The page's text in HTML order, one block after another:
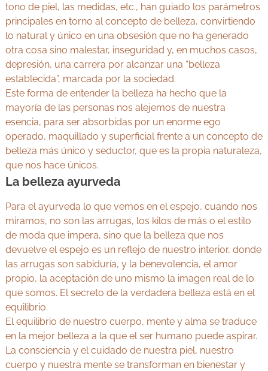
tono de piel, las medidas, etc., han guiado los parámetros
principales en torno al concepto de belleza, convirtiendo
lo natural y único en una obsesión que no ha generado
otra cosa sino malestar, inseguridad y, en muchos casos,
depresión, una carrera por alcanzar una “belleza
establecida”, marcada por la sociedad.
Este forma de entender la belleza ha hecho que la
mayoría de las personas nos alejemos de nuestra
esencia, para ser absorbidas por un enorme ego
operado, maquillado y superficial frente a un concepto de
belleza más único y seductor, que es la propia naturaleza,
que nos hace únicos.
La belleza ayurveda
Para el ayurveda lo que vemos en el espejo, cuando nos
miramos, no son las arrugas, los kilos de más o el estilo
de moda que impera, sino que la belleza que nos
devuelve el espejo es un reflejo de nuestro interior, donde
las arrugas son sabiduría, y la benevolencia, el amor
propio, la aceptación de uno mismo la imagen real de lo
que somos. El secreto de la verdadera belleza está en el
equilibrio.
El equilibrio de nuestro cuerpo, mente y alma se traduce
en la mejor belleza a la que el ser humano puede aspirar.
La consciencia y el cuidado de nuestra piel, nuestro
cuerpo y nuestra mente se transforman en bienestar y